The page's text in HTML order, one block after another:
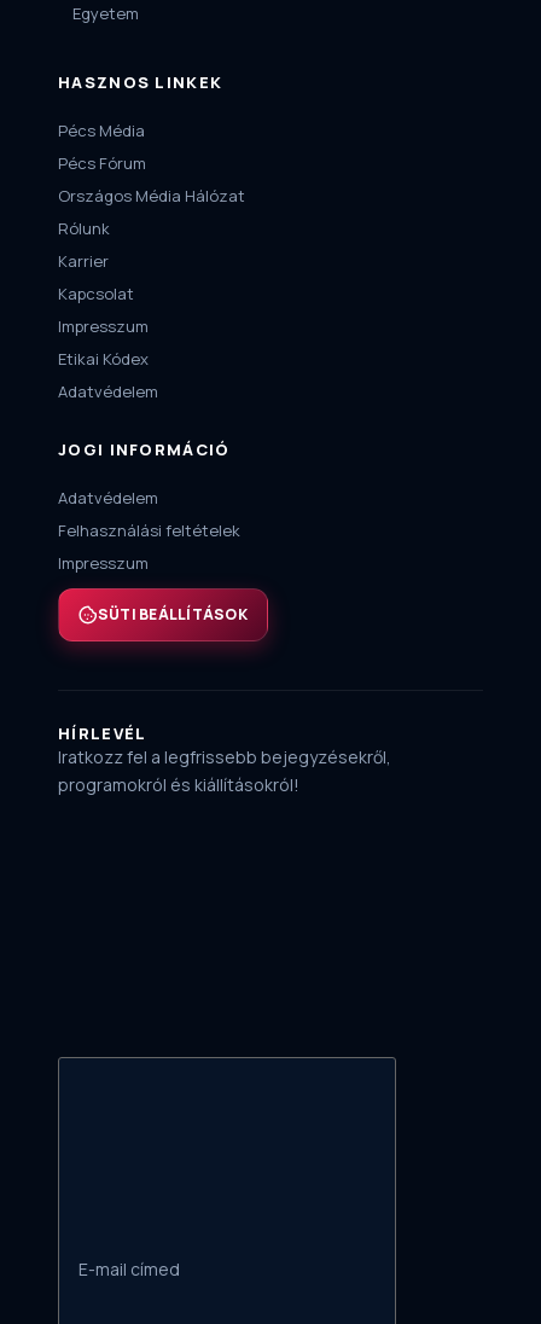
Egyetem
HASZNOS LINKEK
Pécs Média
Pécs Fórum
Országos Média Hálózat
Rólunk
Karrier
Kapcsolat
Impresszum
Etikai Kódex
Adatvédelem
JOGI INFORMÁCIÓ
Adatvédelem
Felhasználási feltételek
Impresszum
SÜTI BEÁLLÍTÁSOK
HÍRLEVÉL
Iratkozz fel a legfrissebb bejegyzésekről,
programokról és kiállításokról!